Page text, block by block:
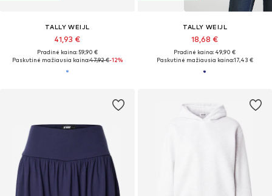
TALLY WEIJL
41,93 €
Pradinė kaina: 59,90 €
Paskutinė mažiausia kaina:47,92 €-12%
TALLY WEIJL
18,68 €
Pradinė kaina: 49,90 €
Paskutinė mažiausia kaina:17,43 €